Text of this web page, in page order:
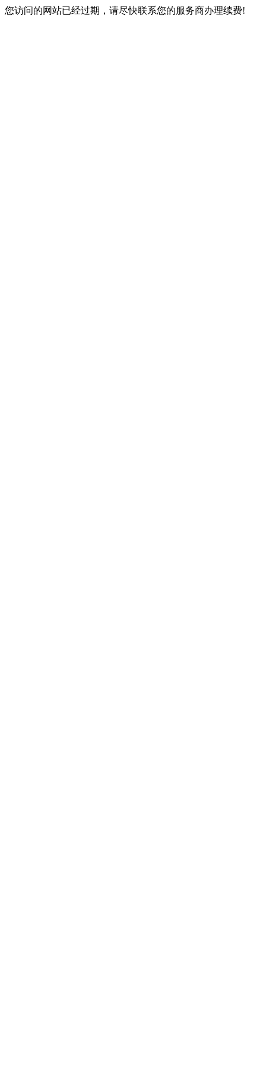
您访问的网站已经过期，请尽快联系您的服务商办理续费!